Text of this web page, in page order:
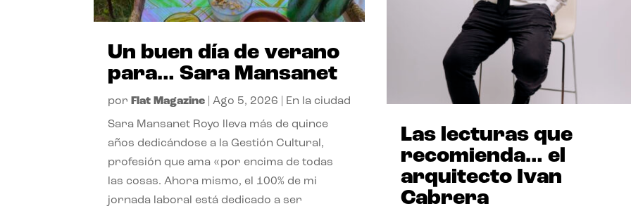
Un buen día de verano
para… Sara Mansanet
por Flat Magazine |Ago 5, 2026 En la ciudad
Sara Mansanet Royo lleva más de quince
años dedicándose a la Gestión Cultural,
profesión que ama «por encima de todas
las cosas. Ahora mismo, el 100% de mi
jornada laboral está dedicado a ser
Las lecturas que
recomienda… el
arquitecto Ivan
Cabrera